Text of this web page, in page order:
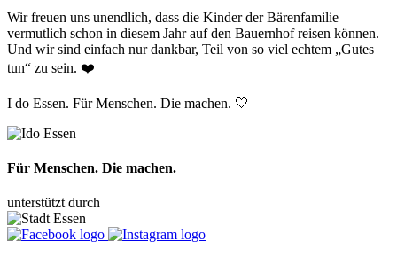
Wir freuen uns unendlich, dass die Kinder der Bärenfamilie
vermutlich schon in diesem Jahr auf den Bauernhof reisen können.
Und wir sind einfach nur dankbar, Teil von so viel echtem „Gutes
tun“ zu sein. ❤️
I do Essen. Für Menschen. Die machen. 🤍
Für Menschen. Die machen.
unterstützt durch